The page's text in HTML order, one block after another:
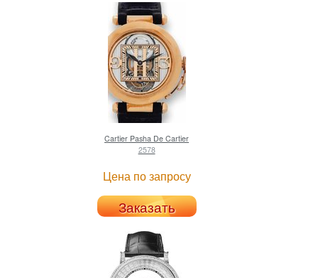
Cartier Pasha De Cartier
2578
Цена по запросу
Заказать